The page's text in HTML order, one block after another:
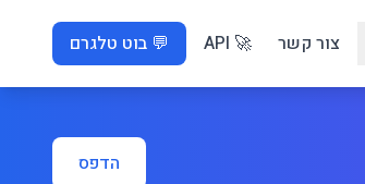
צור קשר 🚀 API 💬 בוט טלגרם
הדפס